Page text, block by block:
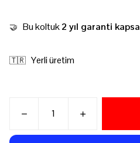
🤝 Bu koltuk2 yıl garanti
🇹🇷 Yerli üretim